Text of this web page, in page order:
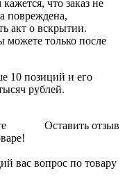
что заказ не
повреждена,
акт о вскрытии.
можете только после
10 позиций и его
рублей.
Оставить отзыв
вас вопрос по товару